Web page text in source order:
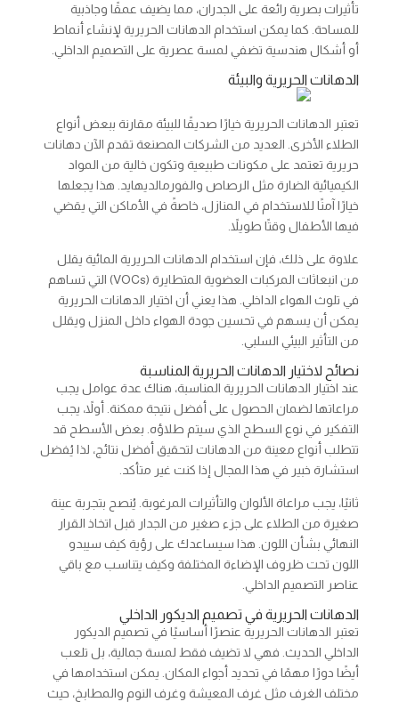
تأثيرات بصرية رائعة على الجدران، مما يضيف عمقًا وجاذبية
للمساحة. كما يمكن استخدام الدهانات الحريرية لإنشاء أنماط
أو أشكال هندسية تضفي لمسة عصرية على التصميم الداخلي.
الدهانات الحريرية والبيئة
تعتبر الدهانات الحريرية خيارًا صديقًا للبيئة مقارنة ببعض أنواع
الطلاء الأخرى. العديد من الشركات المصنعة تقدم الآن دهانات
حريرية تعتمد على مكونات طبيعية وتكون خالية من المواد
الكيميائية الضارة مثل الرصاص والفورمالديهايد. هذا يجعلها
خيارًا آمنًا للاستخدام في المنازل، خاصةً في الأماكن التي يقضي
فيها الأطفال وقتًا طويلاً.
علاوة على ذلك، فإن استخدام الدهانات الحريرية المائية يقلل
من انبعاثات المركبات العضوية المتطايرة (VOCs) التي تساهم
في تلوث الهواء الداخلي. هذا يعني أن اختيار الدهانات الحريرية
يمكن أن يسهم في تحسين جودة الهواء داخل المنزل ويقلل
من التأثير البيئي السلبي.
نصائح لاختيار الدهانات الحريرية المناسبة
عند اختيار الدهانات الحريرية المناسبة، هناك عدة عوامل يجب
مراعاتها لضمان الحصول على أفضل نتيجة ممكنة. أولاً، يجب
التفكير في نوع السطح الذي سيتم طلاؤه. بعض الأسطح قد
تتطلب أنواع معينة من الدهانات لتحقيق أفضل نتائج، لذا يُفضل
استشارة خبير في هذا المجال إذا كنت غير متأكد.
ثانيًا، يجب مراعاة الألوان والتأثيرات المرغوبة. يُنصح بتجربة عينة
صغيرة من الطلاء على جزء صغير من الجدار قبل اتخاذ القرار
النهائي بشأن اللون. هذا سيساعدك على رؤية كيف سيبدو
اللون تحت ظروف الإضاءة المختلفة وكيف يتناسب مع باقي
عناصر التصميم الداخلي.
الدهانات الحريرية في تصميم الديكور الداخلي
تعتبر الدهانات الحريرية عنصرًا أساسيًا في تصميم الديكور
الداخلي الحديث. فهي لا تضيف فقط لمسة جمالية، بل تلعب
أيضًا دورًا مهمًا في تحديد أجواء المكان. يمكن استخدامها في
مختلف الغرف مثل غرف المعيشة وغرف النوم والمطابخ، حيث